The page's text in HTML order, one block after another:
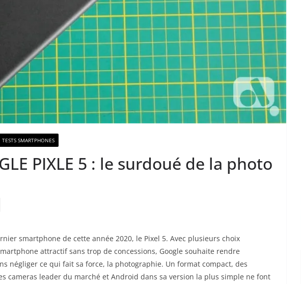
TESTS SMARTPHONES
PIXLE 5 : le surdoué de la photo
smartphone de cette année 2020, le Pixel 5. Avec plusieurs choix
attractif sans trop de concessions, Google souhaite rendre
négliger ce qui fait sa force, la photographie. Un format compact, des
cameras leader du marché et Android dans sa version la plus simple ne font